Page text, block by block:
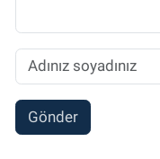
Gönder